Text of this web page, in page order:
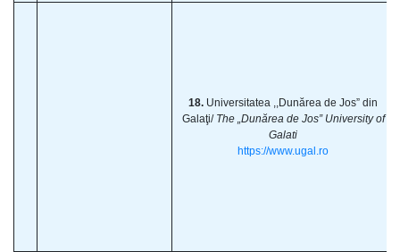
18. Universitatea ,,Dunărea de Jos” din
Galaţi/ The „Dunărea de Jos” University of
Galati
https://www.ugal.ro